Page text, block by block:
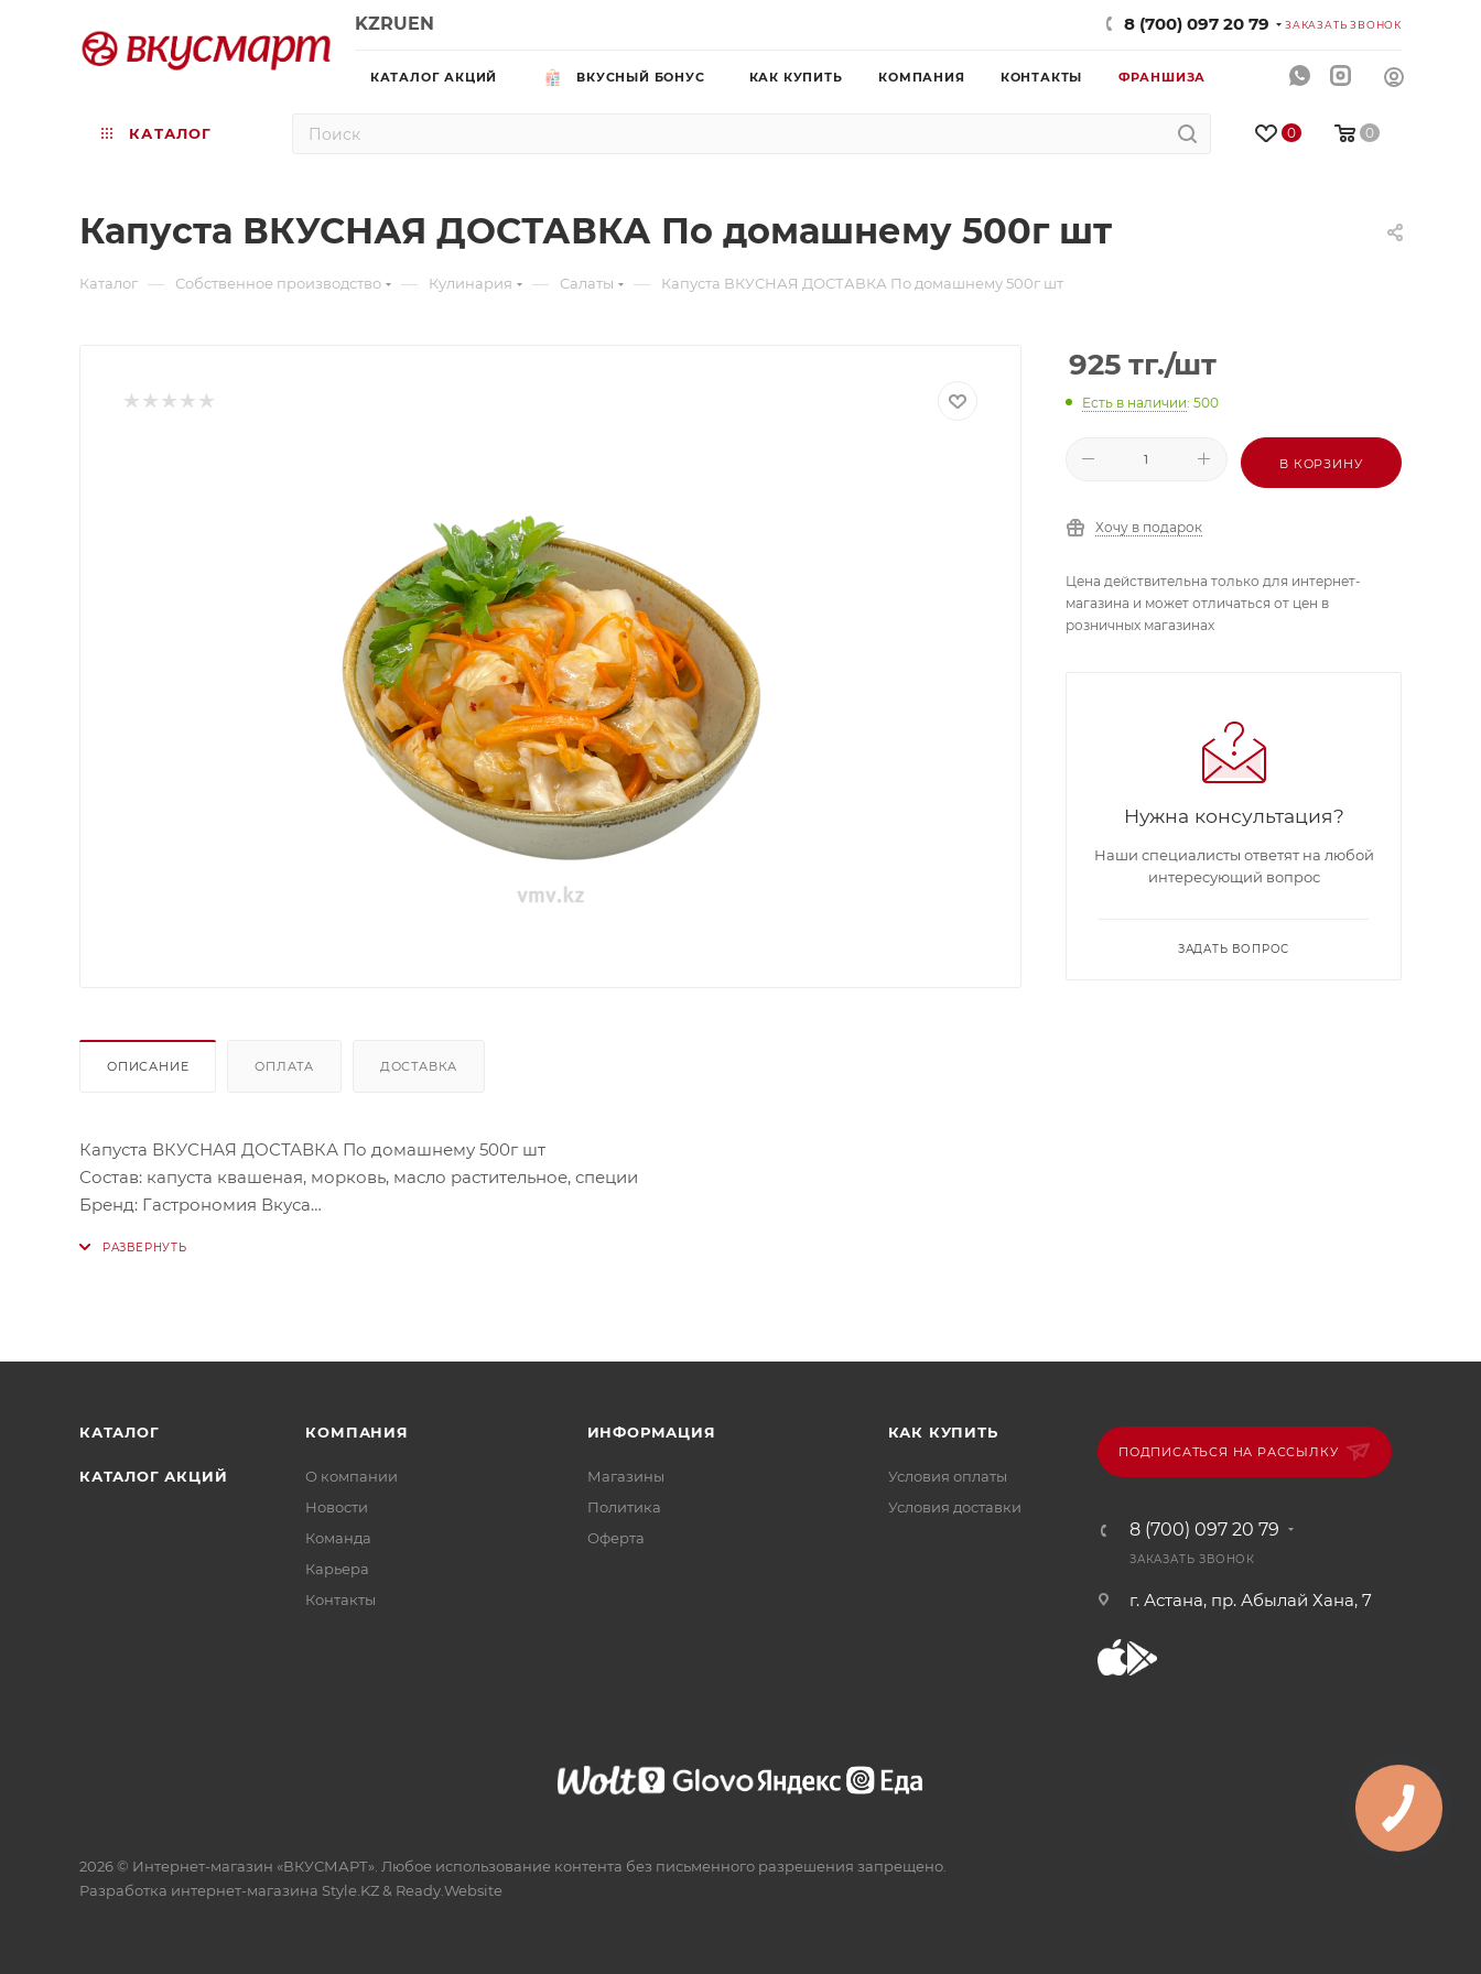
KZRUEN 8 (700) 097 20 79 ЗАКАЗАТЬ ЗВОНОК
КАТАЛОГ АКЦИЙ ВКУСНЫЙ БОНУС КАК КУПИТЬ КОМПАНИЯ КОНТАКТЫ ФРАНШИЗА
0 0
КАТАЛОГ
Капуста ВКУСНАЯ ДОСТАВКА По домашнему 500г шт
Каталог — Собственное производство — Кулинария — Салаты — Капуста ВКУСНАЯ ДОСТАВКА По домашнему 500г шт
ОПИСАНИЕ ОПЛАТА ДОСТАВКА
Капуста ВКУСНАЯ ДОСТАВКА По домашнему 500г шт
Состав: капуста квашеная, морковь, масло растительное, специи
Бренд: Гастрономия Вкуса
925 тг./шт
Есть в наличии: 500
В КОРЗИНУ
Хочу в подарок
Цена действительна только для интернет-
магазина и может отличаться от цен в
розничных магазинах
Нужна консультация?
Наши специалисты ответят на любой
интересующий вопрос
ЗАДАТЬ ВОПРОС
КАТАЛОГ
КАТАЛОГ АКЦИЙ
КОМПАНИЯ
О компании
Новости
Команда
Карьера
Контакты
ИНФОРМАЦИЯ
Магазины
Политика
Офертa
КАК КУПИТЬ
Условия оплаты
Условия доставки
ПОДПИСАТЬСЯ НА РАССЫЛКУ
8 (700) 097 20 79
ЗАКАЗАТЬ ЗВОНОК
г. Астана, пр. Абылай Хана, 7
2026 © Интернет-магазин «ВКУСМАРТ». Любое использование контента без письменного разрешения запрещено.
Разработка интернет-магазина Style.KZ& Ready.Website